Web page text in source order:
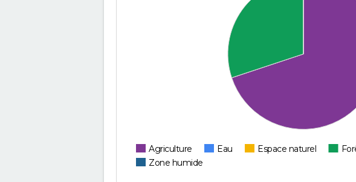
Agriculture Eau Espace naturel
Zone humide